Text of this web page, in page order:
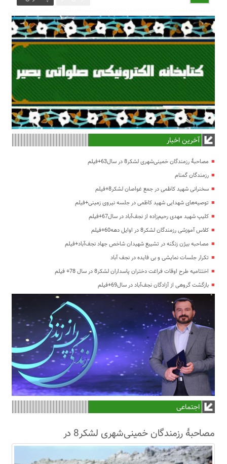
آخرین اخبار
مصاحبۀ رزمندگان خمینی‌شهری لشکر8 در سال63+فیلم
رزمندگان گمنام
سخنرانی شهید کاظمی در جمع غواصان لشکر8+فیلم
توصیه‌های شهدایی شهید کاظمی در جلسه نیروی زمینی+فیلم
کلیپ شهید مهدی رحیم‌زاده از نجف‌آباد در سال67+فیلم
کلاس آموزشی رزمندگان لشکر8 در اوایل دهه60+فیلم
مصاحبه بیژن زنگنه در تشییع شهیدان شاخص جهاد نجف‌آباد+فیلم
تکرار جلسات نمایشی و بی فایده در نجف آباد
اختتامیه طرح اوقات فراغت دختران پاسداران لشکر8 در سال 78+ فیلم
بازگشت گروهی از آزادگان نجف‌آباد در سال69+فیلم
اجتماعی
مصاحبۀ رزمندگان خمینی‌شهری لشکر8 در
سال63+فیلم